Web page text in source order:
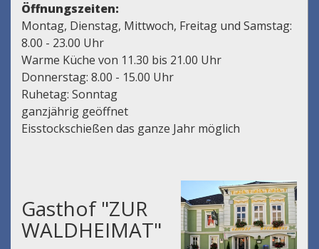
Öffnungszeiten:
Montag, Dienstag, Mittwoch, Freitag und Samstag:
8.00 - 23.00 Uhr
Warme Küche von 11.30 bis 21.00 Uhr
Donnerstag: 8.00 - 15.00 Uhr
Ruhetag: Sonntag
ganzjährig geöffnet
Eisstockschießen das ganze Jahr möglich
Gasthof "ZUR
WALDHEIMAT"